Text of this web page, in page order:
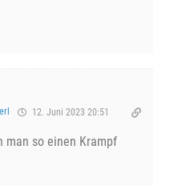
12. Juni 2023 20:51
man so einen Krampf